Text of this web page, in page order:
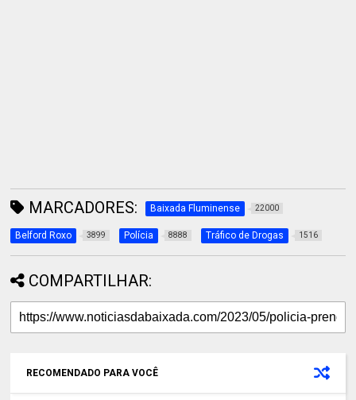
MARCADORES: Baixada Fluminense 22000
Belford Roxo 3899 Polícia 8888 Tráfico de Drogas 1516
COMPARTILHAR:
RECOMENDADO PARA VOCÊ